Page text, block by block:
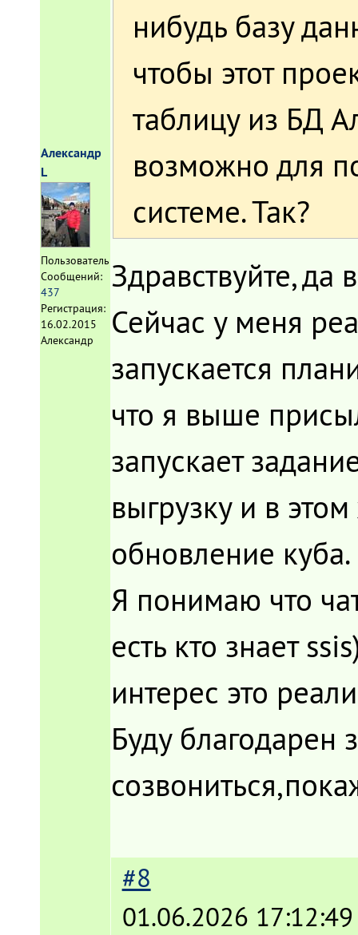
Александр
L
Пользователь
Сообщений:
437
Регистрация:
16.02.2015
Александр
нибудь базу
чтобы этот
таблицу из БД
возможно для
системе. Так?
Здравствуйте, да
Сейчас у меня
запускается
что я выше
запускает
выгрузку и в
обновление куба.
Я понимаю что
есть кто знает
интерес это
Буду благодарен
#8
01.06.2026 17:12:49